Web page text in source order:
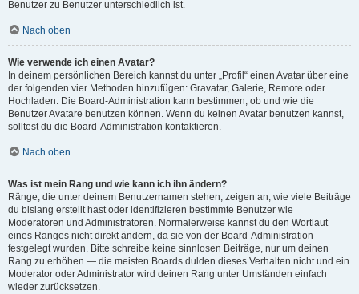
Benutzer zu Benutzer unterschiedlich ist.
Nach oben
Wie verwende ich einen Avatar?
In deinem persönlichen Bereich kannst du unter „Profil“ einen Avatar über eine
der folgenden vier Methoden hinzufügen: Gravatar, Galerie, Remote oder
Hochladen. Die Board-Administration kann bestimmen, ob und wie die
Benutzer Avatare benutzen können. Wenn du keinen Avatar benutzen kannst,
solltest du die Board-Administration kontaktieren.
Nach oben
Was ist mein Rang und wie kann ich ihn ändern?
Ränge, die unter deinem Benutzernamen stehen, zeigen an, wie viele Beiträge
du bislang erstellt hast oder identifizieren bestimmte Benutzer wie
Moderatoren und Administratoren. Normalerweise kannst du den Wortlaut
eines Ranges nicht direkt ändern, da sie von der Board-Administration
festgelegt wurden. Bitte schreibe keine sinnlosen Beiträge, nur um deinen
Rang zu erhöhen — die meisten Boards dulden dieses Verhalten nicht und ein
Moderator oder Administrator wird deinen Rang unter Umständen einfach
wieder zurücksetzen.